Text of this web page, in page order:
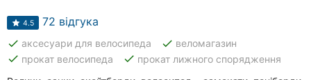
клініки
Ресторани
4.5 72 відгука
done аксесуари для велосипеда done веломагазин
done прокат велосипеда done прокат лижного спорядження